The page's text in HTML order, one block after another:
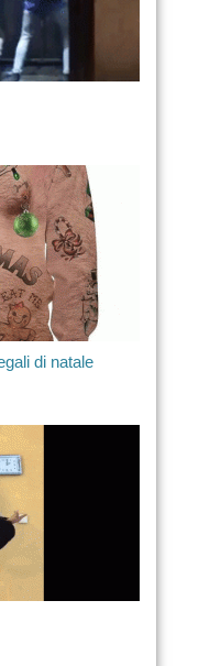
di natale